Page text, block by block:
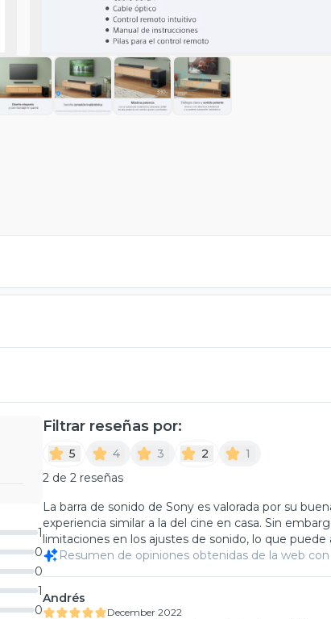
1
0
0
1
0
Filtrar reseñas por:
5 4 3 2
1
2 de 2 reseñas
La barra de sonido de Sony es valorada por su
experiencia similar a la del cine en casa. Sin
limitaciones en los ajustes de sonido, lo que puede
Resumen de opiniones obtenidas de la web
Andrés
December 2022